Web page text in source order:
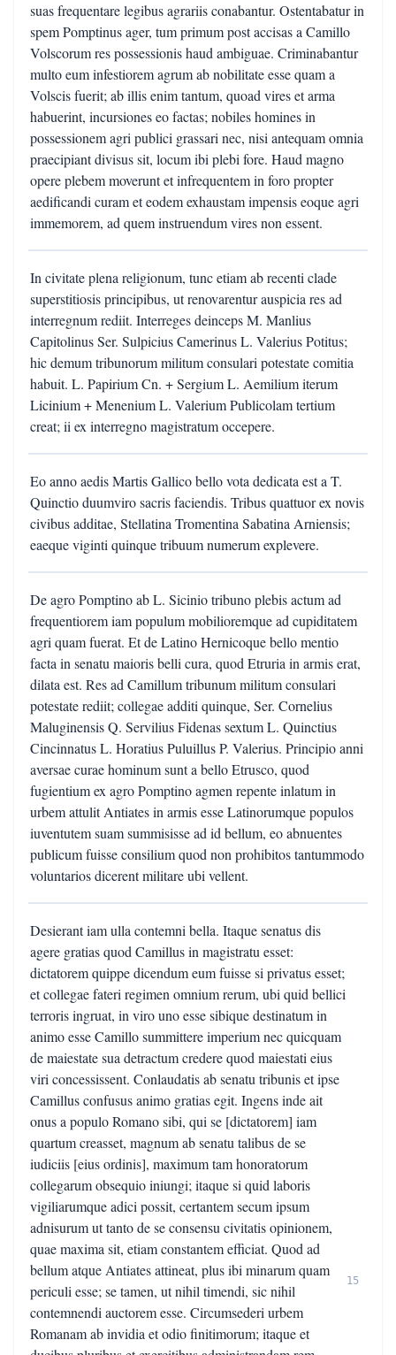
suas frequentare legibus agrariis conabantur. Ostentabatur in
spem Pomptinus ager, tum primum post accisas a Camillo
Volscorum res possessionis haud ambiguae. Criminabantur
multo eum infestiorem agrum ab nobilitate esse quam a
Volscis fuerit; ab illis enim tantum, quoad vires et arma
habuerint, incursiones eo factas; nobiles homines in
possessionem agri publici grassari nec, nisi antequam omnia
praecipiant divisus sit, locum ibi plebi fore. Haud magno
opere plebem moverunt et infrequentem in foro propter
aedificandi curam et eodem exhaustam impensis eoque agri
immemorem, ad quem instruendum vires non essent.
In civitate plena religionum, tunc etiam ab recenti clade
superstitiosis principibus, ut renovarentur auspicia res ad
interregnum rediit. Interreges deinceps M. Manlius
Capitolinus Ser. Sulpicius Camerinus L. Valerius Potitus;
hic demum tribunorum militum consulari potestate comitia
habuit. L. Papirium Cn. + Sergium L. Aemilium iterum
Licinium + Menenium L. Valerium Publicolam tertium
creat; ii ex interregno magistratum occepere.
Eo anno aedis Martis Gallico bello vota dedicata est a T.
Quinctio duumviro sacris faciendis. Tribus quattuor ex novis
civibus additae, Stellatina Tromentina Sabatina Arniensis;
eaeque viginti quinque tribuum numerum explevere.
De agro Pomptino ab L. Sicinio tribuno plebis actum ad
frequentiorem iam populum mobilioremque ad cupiditatem
agri quam fuerat. Et de Latino Hernicoque bello mentio
facta in senatu maioris belli cura, quod Etruria in armis erat,
dilata est. Res ad Camillum tribunum militum consulari
potestate rediit; collegae additi quinque, Ser. Cornelius
Maluginensis Q. Servilius Fidenas sextum L. Quinctius
Cincinnatus L. Horatius Puluillus P. Valerius. Principio anni
aversae curae hominum sunt a bello Etrusco, quod
fugientium ex agro Pomptino agmen repente inlatum in
urbem attulit Antiates in armis esse Latinorumque populos
iuventutem suam summisisse ad id bellum, eo abnuentes
publicum fuisse consilium quod non prohibitos tantummodo
voluntarios dicerent militare ubi vellent.
Desierant iam ulla contemni bella. Itaque senatus dis
agere gratias quod Camillus in magistratu esset:
dictatorem quippe dicendum eum fuisse si privatus esset;
et collegae fateri regimen omnium rerum, ubi quid bellici
terroris ingruat, in viro uno esse sibique destinatum in
animo esse Camillo summittere imperium nec quicquam
de maiestate sua detractum credere quod maiestati eius
viri concessissent. Conlaudatis ab senatu tribunis et ipse
Camillus confusus animo gratias egit. Ingens inde ait
onus a populo Romano sibi, qui se [dictatorem] iam
quartum creasset, magnum ab senatu talibus de se
iudiciis [eius ordinis], maximum tam honoratorum
collegarum obsequio iniungi; itaque si quid laboris
vigiliarumque adici possit, certantem secum ipsum
adnisurum ut tanto de se consensu civitatis opinionem,
quae maxima sit, etiam constantem efficiat. Quod ad
bellum atque Antiates attineat, plus ibi minarum quam
periculi esse; se tamen, ut nihil timendi, sic nihil
contemnendi auctorem esse. Circumsederi urbem
Romanam ab invidia et odio finitimorum; itaque et
15